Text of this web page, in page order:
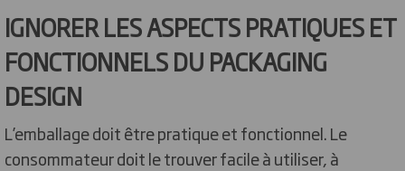
IGNORER LES ASPECTS PRATIQUES ET
FONCTIONNELS DU PACKAGING
DESIGN
L’emballage doit être pratique et fonctionnel. Le
consommateur doit le trouver facile à utiliser, à